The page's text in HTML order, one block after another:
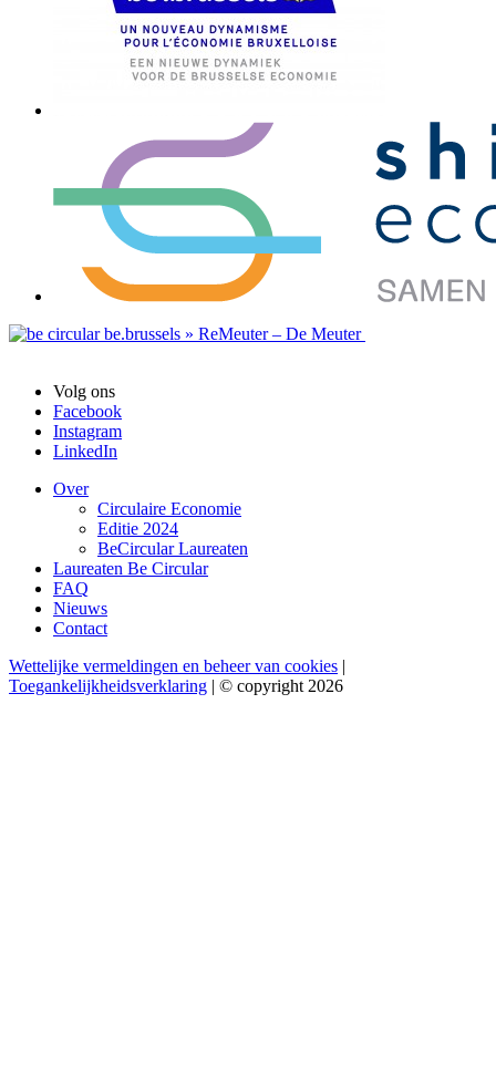
Volg ons
Facebook
Instagram
LinkedIn
Over
Circulaire Economie
Editie 2024
BeCircular Laureaten
Laureaten Be Circular
FAQ
Nieuws
Contact
Wettelijke vermeldingen en beheer van cookies |
Toegankelijkheidsverklaring | © copyright 2026